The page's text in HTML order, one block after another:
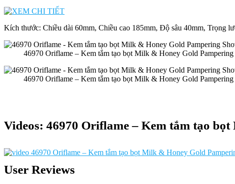
Kích thước: Chiều dài 60mm, Chiều cao 185mm, Độ sâu 40mm, Trọng
46970 Oriflame – Kem tắm tạo bọt Milk & Honey Gold Pampering
46970 Oriflame – Kem tắm tạo bọt Milk & Honey Gold Pampering
Videos: 46970 Oriflame – Kem tắm tạo
User Reviews